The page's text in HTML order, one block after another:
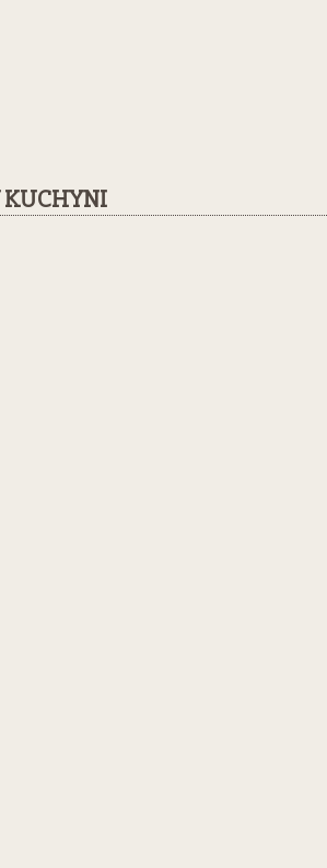
KUCHYNI